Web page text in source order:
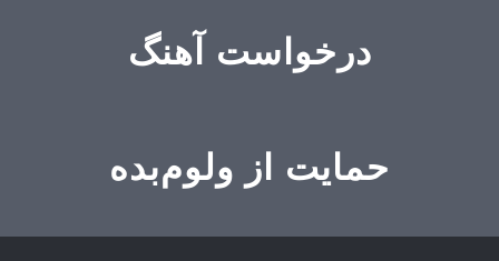
درخواست آهنگ
حمایت از ولوم‌بده